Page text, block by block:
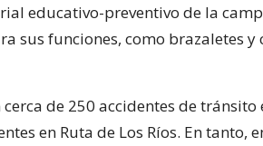
educativo-preventivo de la
sus funciones, como brazaletes y
de 250 accidentes de tránsito
en Ruta de Los Ríos. En tanto,